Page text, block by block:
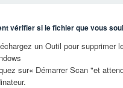
vérifier si le fichier que vous
un Outil pour supprimer
sur« Démarrer Scan "et